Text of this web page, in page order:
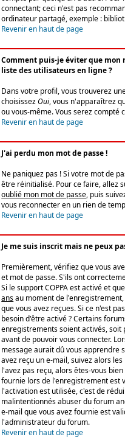
connectant; ceci n'est pas
ordinateur partagé, exemple :
Revenir en haut de page
Comment puis-je éviter que
liste des utilisateurs en ligne ?
Dans votre profil, vous trouverez
choisissezOui, vous n'apparaîtrez
ou vous-même. Vous serez compté
Revenir en haut de page
J'ai perdu mon mot de passe !
Ne paniquez pas ! Si votre mot de
être réinitialisé. Pour ce faire, allez
oublié mon mot de passe, puis
vous reconnecter en un rien de
Revenir en haut de page
Je me suis inscrit mais ne peux
Premièrement, vérifiez que vous
et mot de passe. S'ils ont
Si le support COPPA est activé et
ansau moment de
que vous avez reçues. Si ce n'est
besoin d'être activé ? Certains
enregistrements soient activés,
avant de pouvoir vous connecter.
message aurait dû vous apprendre
avez reçu un e-mail, suivez alors
l'avez pas reçu, alors êtes-vous
fournie lors de l'enregistrement est
l'activation est utilisée, c'est de
malintentionnés abuser du forum
e-mail que vous avez fournie est
l'administrateur du forum.
Revenir en haut de page